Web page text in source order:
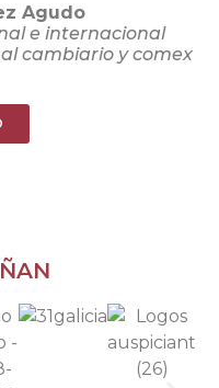
Agudo
e internacional
cambiario y comex